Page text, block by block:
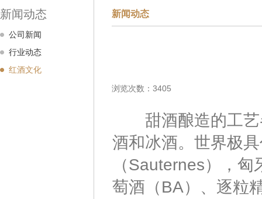
新闻动态
公司新闻
行业动态
红酒文化
新闻动态
浏览次数：3405
甜酒酿造的工艺
酒和冰酒。世界极
（Sauternes），
萄酒（BA）、逐粒